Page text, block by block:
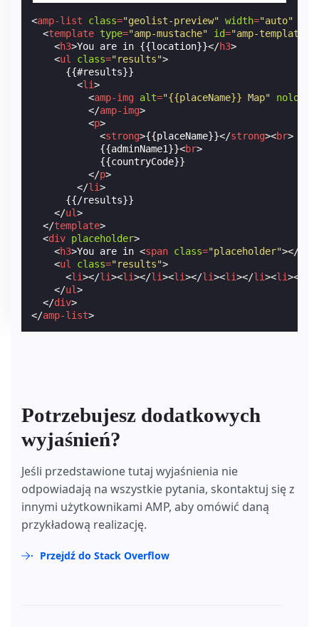
<amp-list class="geolist-preview" width="auto"
<template type="amp-mustache" id="amp-template-
<h3>You are in {{location}}</h3>
<ul class="results">
      {{#results}}
<li>
<amp-img alt="{{placeName}} Map"
</amp-img>
<p>
<strong>{{placeName}}</strong><br>
            {{adminName1}}
<br>
            {{countryCode}}
</p>
</li>
      {{/results}}
</ul>
</template>
<div placeholder>
<h3>You are in <span class="placeholder"></
<ul class="results">
<li></li><li></li><li></li><li></li><li></
</ul>
</div>
</amp-list>
Potrzebujesz dodatkowych
wyjaśnień?
Jeśli przedstawione tutaj wyjaśnienia nie
odpowiadają na wszystkie pytania, skontaktuj się z
innymi użytkownikami AMP, aby omówić daną
przykładową realizację.
Przejdź do Stack Overflow